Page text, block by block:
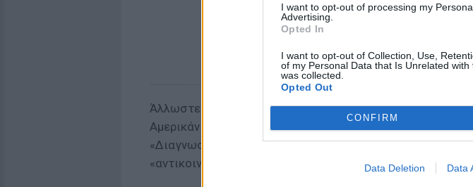
I want to opt-out of processing my
Advertising.
Opted In
I want to opt-out of Collection, Use,
of my Personal Data that Is Unrelated
was collected.
Opted Out
CONFIRM
Data Deletion Data
Άλλωστε με αυτό συμφωνούσε (τυχαία;) από το 1952 και η
Αμερικάνικη Ένωση, που συμπεριέλαβε τους
«Διαγνωστικό και Στατιστικό Εγχειρίδιο»,
«αντικοινωνικές και διαταραγμένες προσωπικότητες».